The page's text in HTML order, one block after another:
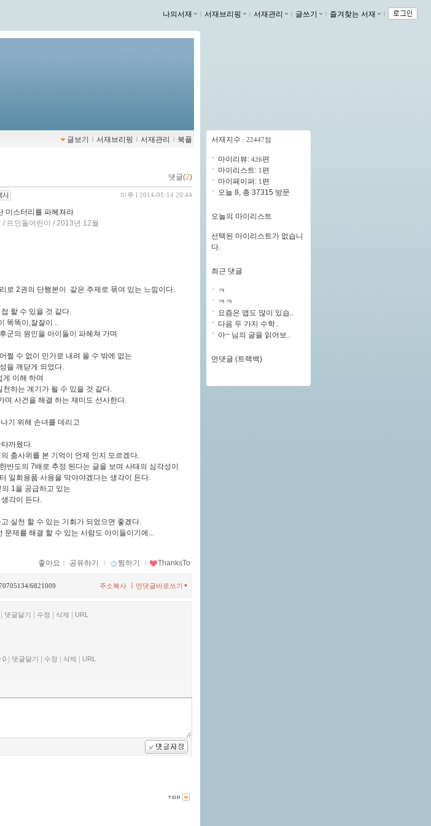
나의서재 ｌ 서재브리핑 ｌ 서재관리 ｌ 글쓰기 ｌ 즐겨찾는 서재 ｌ
글보기 ｌ 서재브리핑 ｌ 서재관리 ｌ 북플
댓글(2)
미루 l 2014-01-14 20:44
미스터리를 파헤쳐라
뜨인돌어린이 / 2013년 12월
로 2권의 단행본이 같은 주제로 묶여 있는 느낌이다.
할 수 있을 것 같다.
똑똑이,잘잘이 ..
군의 원인을 아이들이 파헤쳐 가며
쩔 수 없이 민가로 내려 올 수 밖에 없는
을 깨닫게 되었다.
게 이해 하며
하는 계기가 될 수 있을 것 같다.
며 사건을 해결 하는 재미도 선사한다.
기 위해 손녀를 데리고
까웠다.
춤사위를 본 기억이 언제 인지 모르겠다.
반도의 7배로 추정 된다는 글을 보며 사태의 심각성이
일회용품 사용을 막야야겠다는 생각이 든다.
1을 공급하고 있는
각이 든다.
실천 할 수 있는 기회가 되었으면 좋겠다.
문제를 해결 할 수 있는 사람도 아이들이기에...
좋아요 ｌ 공유하기 ｌ 찜하기 ｌ ThanksTo
6821009 먼댓글바로쓰기
주소복사
댓글달기 수정 삭제 URL
0 댓글달기 수정 삭제 URL
서재지수 : 22447점
마이리뷰: 426편
마이리스트: 1편
마이페이퍼: 1편
오늘 8, 총 37315 방문
오늘의 마이리스트
선택된 마이리스트가 없습니
다.
최근 댓글
ㅋ
ㅋㅋ
요즘은 앱도 많이 있습..
다음 두 가지 수학..
아~ 님의 글을 읽어보..
먼댓글 (트랙백)